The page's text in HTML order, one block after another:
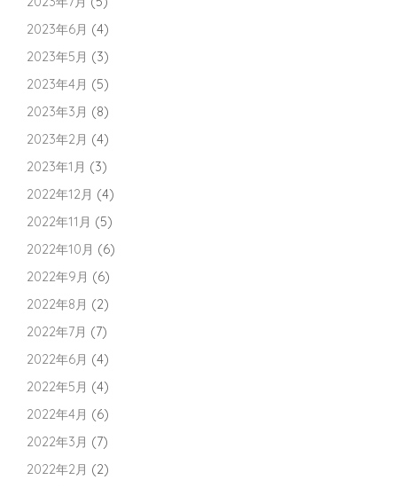
2023年6月 (4)
2023年5月 (3)
2023年4月 (5)
2023年3月 (8)
2023年2月 (4)
2023年1月 (3)
2022年12月 (4)
2022年11月 (5)
2022年10月 (6)
2022年9月 (6)
2022年8月 (2)
2022年7月 (7)
2022年6月 (4)
2022年5月 (4)
2022年4月 (6)
2022年3月 (7)
2022年2月 (2)